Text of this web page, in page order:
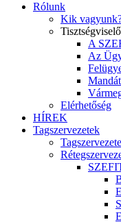
Rólunk
Kik
A
Az
Elérhetőség
HÍREK
Tagszervezetek